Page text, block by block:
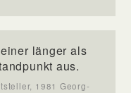
länger als
aus.
1981 Georg-